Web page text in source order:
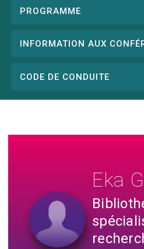
PROGRAMME
INFORMATION AUX
CODE DE CONDUITE
Eka